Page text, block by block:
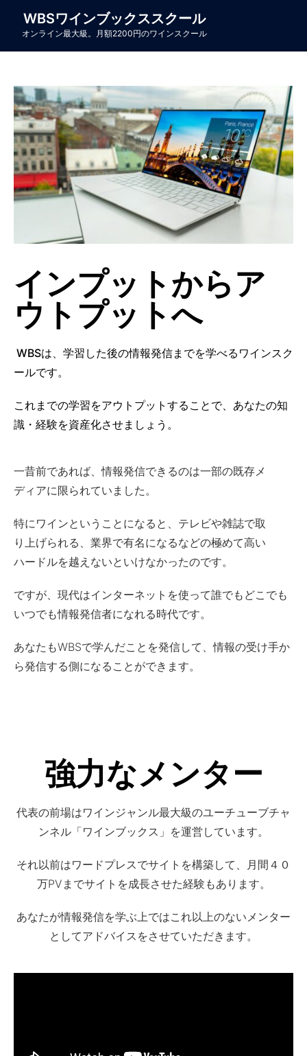
WBSワインブックススクール
オンライン最大級。月額2200円のワインスクール
インプットからア
ウトプットへ
WBSは、学習した後の情報発信までを学べるワインスク
ールです。
これまでの学習をアウトプットすることで、あなたの知
識・経験を資産化させましょう。
一昔前であれば、情報発信できるのは一部の既存メ
ディアに限られていました。
特にワインということになると、テレビや雑誌で取
り上げられる、業界で有名になるなどの極めて高い
ハードルを越えないといけなかったのです。
ですが、現代はインターネットを使って誰でもどこでも
いつでも情報発信者になれる時代です。
あなたもWBSで学んだことを発信して、情報の受け手か
ら発信する側になることができます。
強力なメンター
代表の前場はワインジャンル最大級のユーチューブチャ
ンネル「ワインブックス」を運営しています。
それ以前はワードプレスでサイトを構築して、月間４０
万PVまでサイトを成長させた経験もあります。
あなたが情報発信を学ぶ上ではこれ以上のないメンター
としてアドバイスをさせていただきます。